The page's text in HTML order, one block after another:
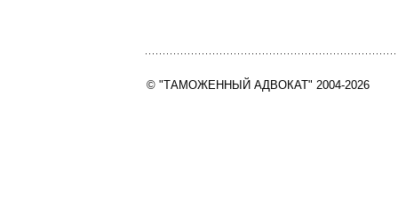
© "ТАМОЖЕННЫЙ АДВОКАТ" 2004-2026